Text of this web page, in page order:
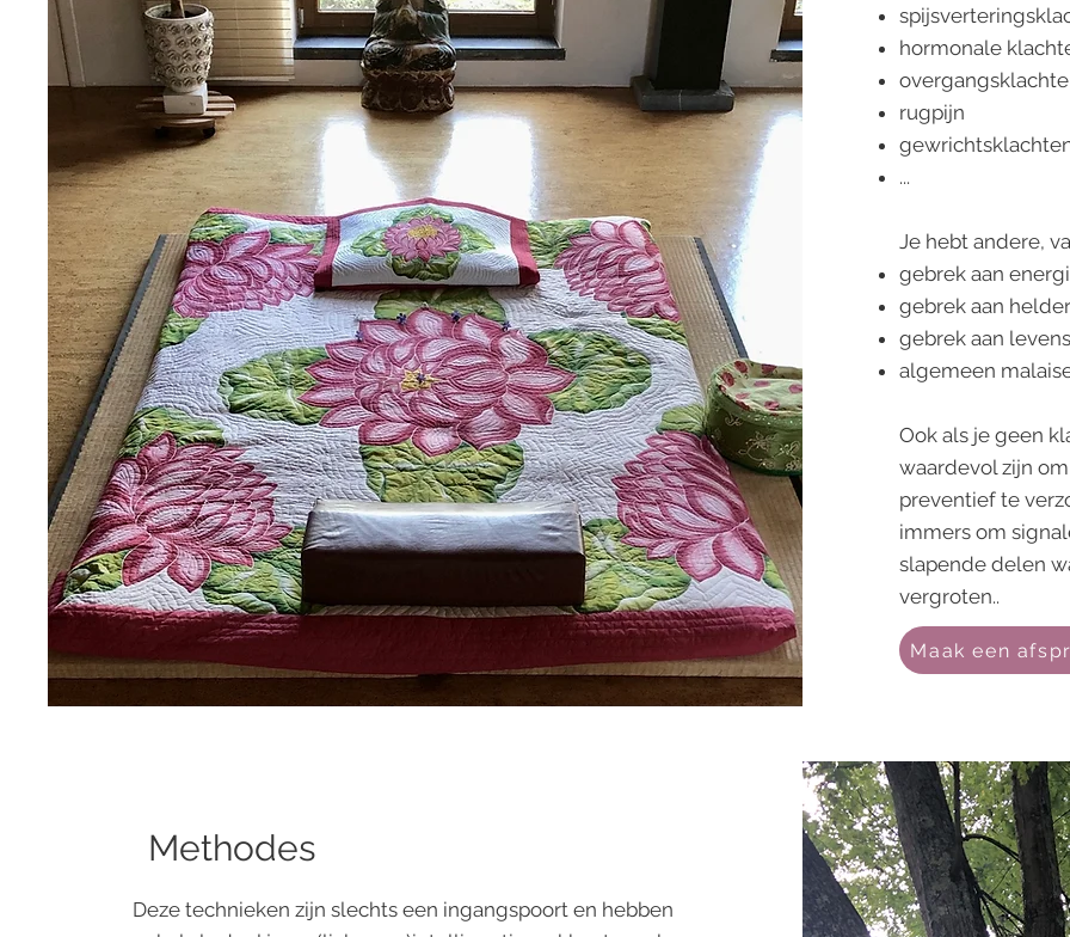
hormonale
rugpijn
...
Je hebt andere,
gebrek aan
gebrek aan
gebrek aan
algemeen
Ook als je geen
waardevol zijn
preventief te
immers om
slapende delen
vergroten..
Maak een
Methodes
Deze technieken zijn slechts een ingangspoort en hebben